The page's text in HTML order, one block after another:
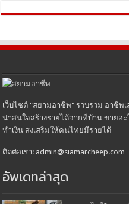
เว็บไซต์ "สยามอาชีพ" รวบรวม อาชีพ
น่าสนใจสร้างรายได้จากที่บ้าน ขายอ
ทำเงิน ส่งเสริมให้คนไทยมีรายได้
ติดต่อเรา: admin@siamarcheep.com
อัพเดทล่าสุด